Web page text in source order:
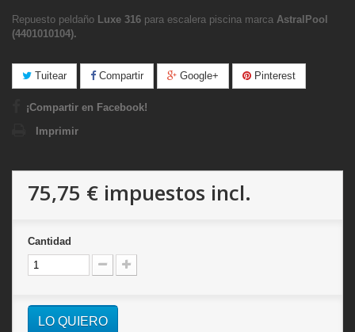
Repuesto peldaño Luxe 316 para escalera piscina marca AstralPool
(4401010104).
Tuitear Compartir Google+ Pinterest
¡Compartir en Facebook!
Imprimir
75,75 € impuestos incl.
Cantidad
LO QUIERO